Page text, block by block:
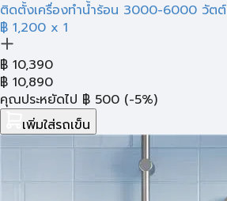
ติดตั้งเครื่องทำน้ำร้อน 3000-6000 วัตต์
฿ 1,200 x 1
฿ 10,390
฿ 10,890
คุณประหยัดไป ฿ 500 (-5%)
เพิ่มใส่รถเข็น